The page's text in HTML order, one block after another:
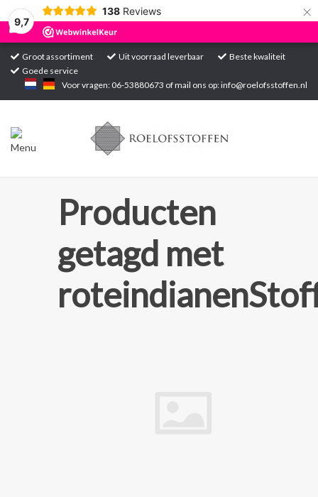
9,7
138 Reviews ×
Groot assortiment Uit voorraad leverbaar
Beste kwaliteit
Goede service
Voor vragen: 06-53880673 of mail ons op:info@roelofsstoffen.nl
Home
Producten
getagd met